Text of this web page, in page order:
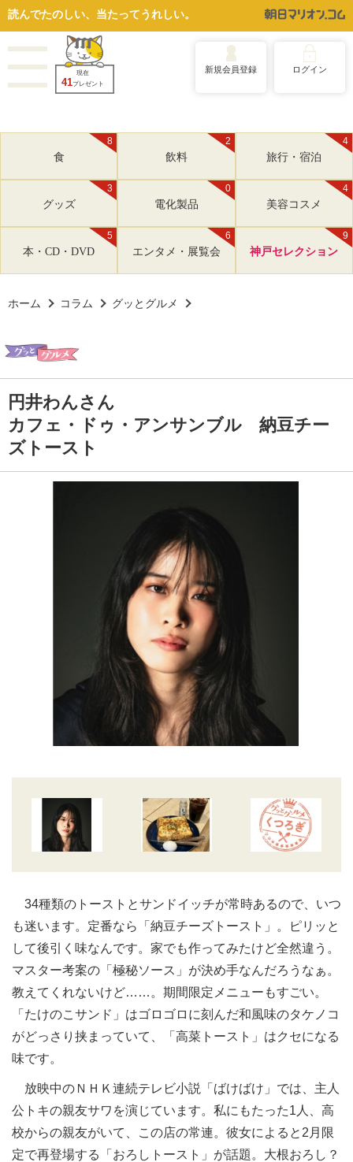
読んでたのしい、当たってうれしい。
現在
41プレゼント
新規会員登録 ログイン
8
食
2
飲料
4
旅行・宿泊
3
グッズ
0
電化製品
4
美容コスメ
5
本・CD・DVD
6
エンタメ・展覧会
9
神戸セレクション
ホーム コラム グッとグルメ
円井わんさん
カフェ・ドゥ・アンサンブル 納豆チー
ズトースト
34種類のトーストとサンドイッチが常時あるので、いつ
も迷います。定番なら「納豆チーズトースト」。ピリッと
して後引く味なんです。家でも作ってみたけど全然違う。
マスター考案の「極秘ソース」が決め手なんだろうなぁ。
教えてくれないけど……。期間限定メニューもすごい。
「たけのこサンド」はゴロゴロに刻んだ和風味のタケノコ
がどっさり挟まっていて、「高菜トースト」はクセになる
味です。
放映中のＮＨＫ連続テレビ小説「ばけばけ」では、主人
公トキの親友サワを演じています。私にもたった1人、高
校からの親友がいて、この店の常連。彼女によると2月限
定で再登場する「おろしトースト」が話題。大根おろし？